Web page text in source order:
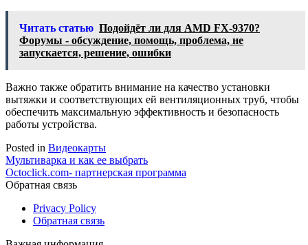
Читать статью Подойдёт ли для AMD FX-9370?
Форумы - обсуждение, помощь, проблема, не
запускается, решение, ошибки
Важно также обратить внимание на качество установки
вытяжки и соответствующих ей вентиляционных труб, чтобы
обеспечить максимальную эффективность и безопасность
работы устройства.
Posted in Видеокарты
Навигация
по
Мультиварка и как ее выбрать
Octoclick.com- партнерская программа
Обратная связь
Privacy Policy
Обратная связь